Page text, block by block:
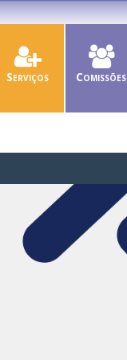
Serviços Comissões